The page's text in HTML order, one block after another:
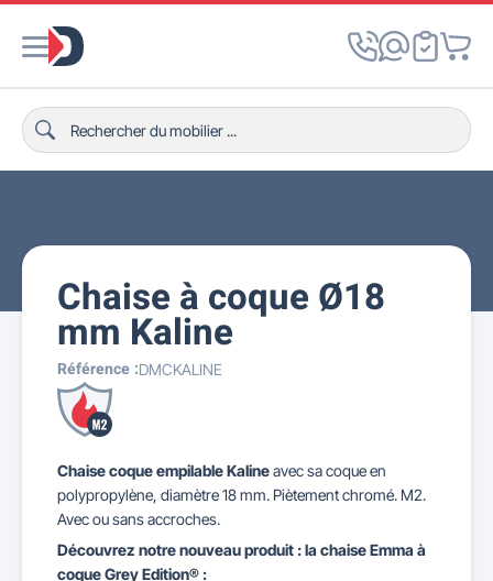
Chaise à coque Ø18
mm Kaline
Référence :DMCKALINE
Chaise coque empilable Kalineavec sa coque en
polypropylène, diamètre 18 mm. Piètement chromé. M2.
Avec ou sans accroches.
Découvrez notre nouveau produit : la chaise Emma à
coque Grey Edition® :